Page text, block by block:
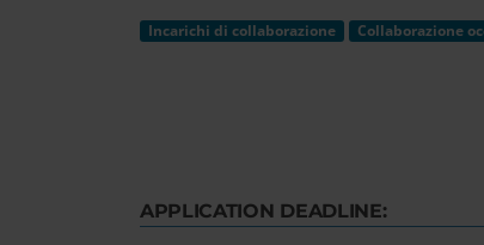
Incarichi di collaborazione Collaborazione
APPLICATION DEADLINE: